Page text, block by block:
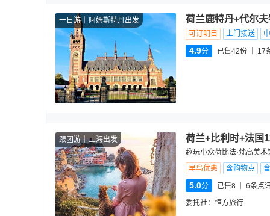
一日游 阿姆斯特丹出发 荷兰鹿特丹+代尔
可订明日 上门接送
4.9分 已售42份 17
跟团游 上海出发 荷兰+比利时+法国
趣玩小众荷比法·梵高美
早鸟优惠
含购物点
5.0分 已售8 6条点
委托社： 恒方旅行